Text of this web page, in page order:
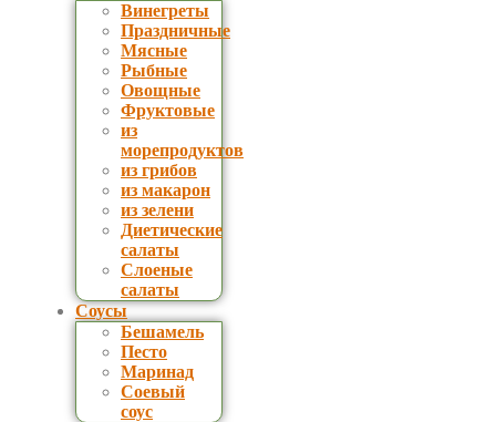
Винегреты
Праздничные
Мясные
Рыбные
Овощные
Фруктовые
из
морепродуктов
из грибов
из макарон
из зелени
Диетические
салаты
Слоеные
салаты
Соусы
Бешамель
Песто
Маринад
Соевый
соус